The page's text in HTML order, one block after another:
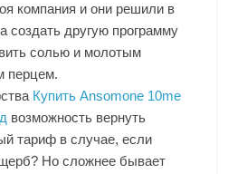
компания и они решили в
создать другую программу
солью и молотым
перцем.
Купить Ansomone 10me
возможность вернуть
тариф в случае, если
Но сложнее бывает